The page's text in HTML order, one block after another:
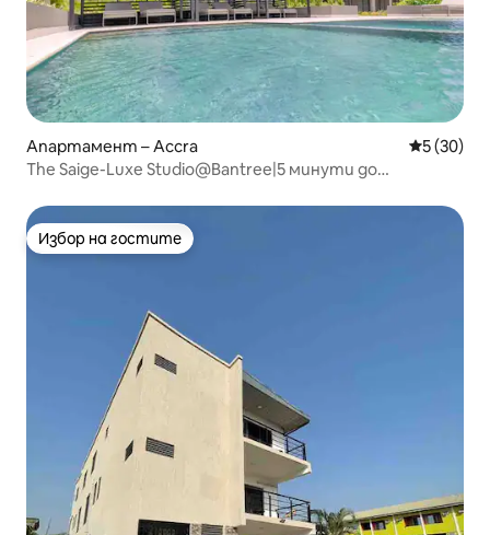
Апартамент – Accra Средна
5 (30)
The Saige-Luxe Studio@Bantree|5 минути до
Избор на гостите
Избор на гостите